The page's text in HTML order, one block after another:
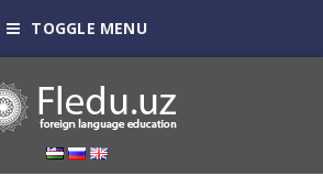
TOGGLE MENU